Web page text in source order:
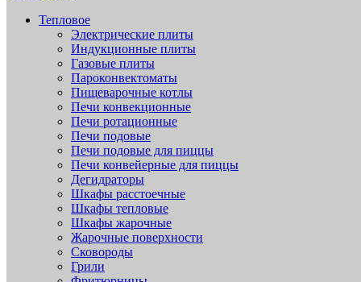
Тепловое
Электрические плиты
Индукционные плиты
Газовые плиты
Пароконвектоматы
Пищеварочные котлы
Печи конвекционные
Печи ротационные
Печи подовые
Печи подовые для пиццы
Печи конвейерные для пиццы
Дегидраторы
Шкафы расстоечные
Шкафы тепловые
Шкафы жарочные
Жарочные поверхности
Сковороды
Грили